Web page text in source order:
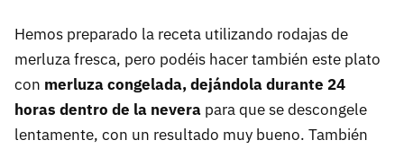
Hemos preparado la receta utilizando rodajas de
merluza fresca, pero podéis hacer también este plato
con merluza congelada, dejándola durante 24
horas dentro de la nevera para que se descongele
lentamente, con un resultado muy bueno. También